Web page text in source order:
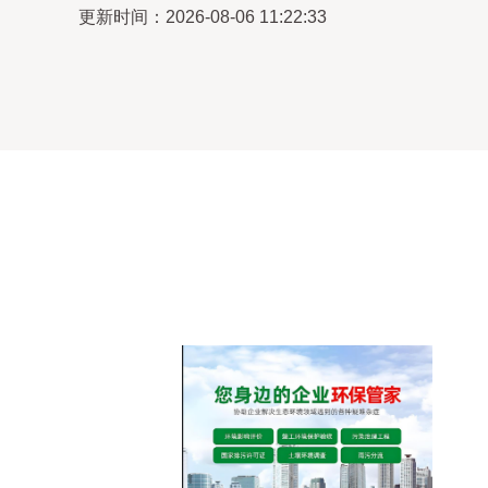
更新时间：2026-08-06 11:22:33